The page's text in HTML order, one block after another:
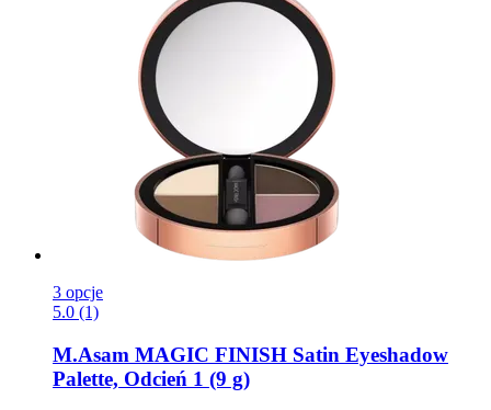
3 opcje
5.0 (1)
M.Asam MAGIC FINISH Satin Eyeshadow
Palette, Odcień 1 (9 g)